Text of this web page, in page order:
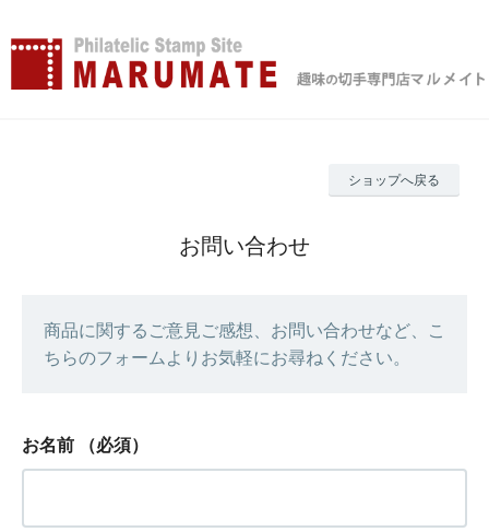
ショップへ戻る
お問い合わせ
商品に関するご意見ご感想、お問い合わせなど、こ
ちらのフォームよりお気軽にお尋ねください。
お名前 （必須）